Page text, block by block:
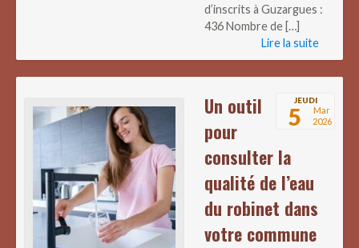
d’inscrits à Guzargues :
436 Nombre de […]
Lire la suite
JEUDI
5
Mar
2026
Un outil
pour
consulter la
qualité de l’eau
du robinet dans
votre commune